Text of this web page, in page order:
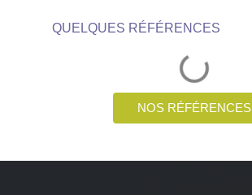
QUELQUES RÉFÉRENCES
NOS RÉFÉRENCES